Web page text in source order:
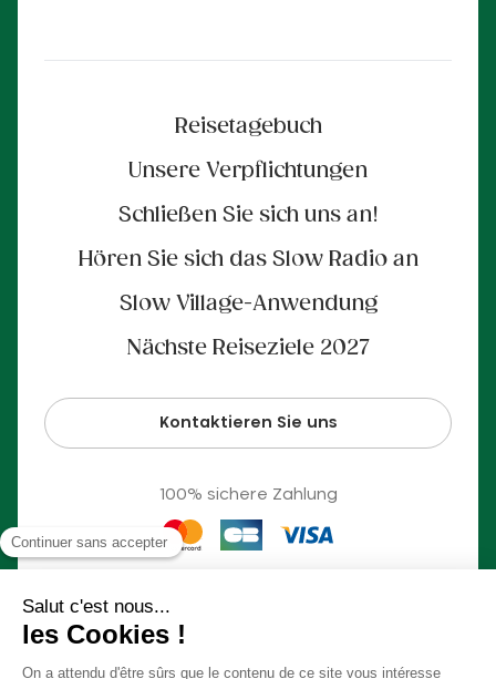
Reisetagebuch
Unsere Verpflichtungen
Schließen Sie sich uns an!
Hören Sie sich das Slow Radio an
Slow Village-Anwendung
Nächste Reiseziele 2027
Kontaktieren Sie uns
100% sichere Zahlung